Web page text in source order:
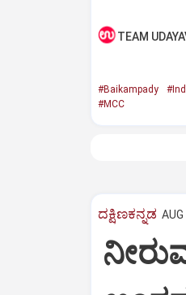
TEAM
#Baikampady
#MCC
ದಕ್ಷಿಣಕನ್ನಡ